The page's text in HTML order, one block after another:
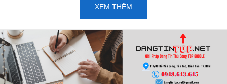
XEM THÊM